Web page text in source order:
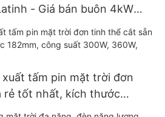
- Giá bán buôn 4kW
Biến tần năng lượng mặt
xuất tấm pin mặt trời đơn
rẻ tốt nhất, kích thước
360W, 400W.